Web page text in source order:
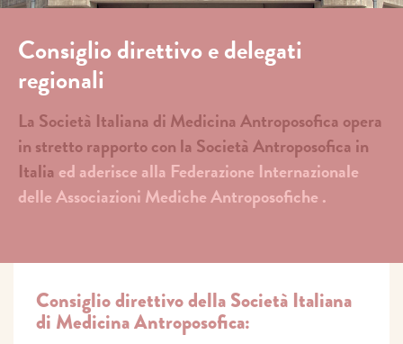
Consiglio direttivo e delegati
regionali
La Società Italiana di Medicina Antroposofica opera
in stretto rapporto con la Società Antroposofica in
Italia ed aderisce alla Federazione Internazionale
delle Associazioni Mediche Antroposofiche .
Consiglio direttivo della Società Italiana
di Medicina Antroposofica: